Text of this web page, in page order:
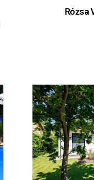
Rózsa